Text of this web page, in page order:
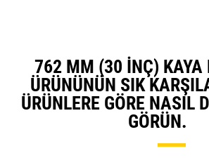
762 MM (30 INÇ) KAYA
ÜRÜNÜNÜN SIK
ÜRÜNLERE GÖRE NASIL
GÖRÜN.